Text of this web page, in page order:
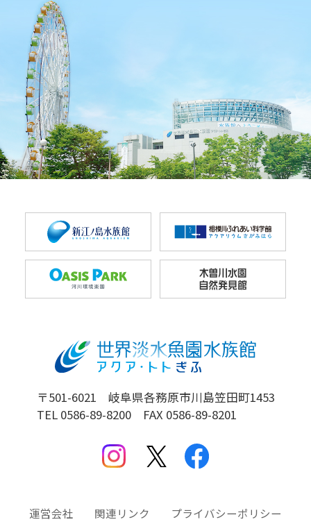
〒501-6021 岐阜県各務原市川島笠田町1453
TEL 0586-89-8200 FAX 0586-89-8201
運営会社 関連リンク プライバシーポリシー